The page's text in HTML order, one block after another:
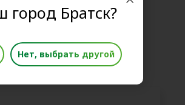
я даю свое согласие на
город Братск?
Нет, выбрать другой